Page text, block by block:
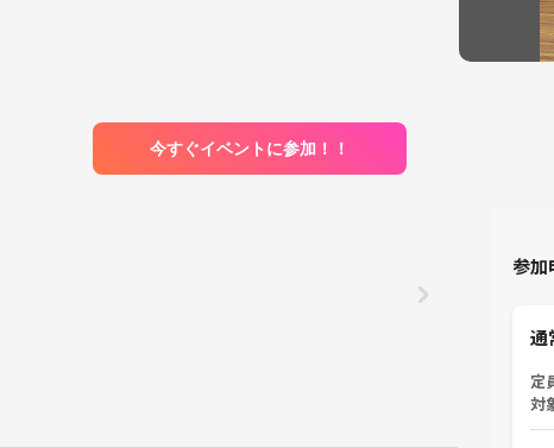
今すぐイベントに参加！！
参加
通